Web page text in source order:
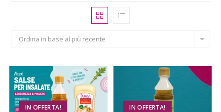
Ordina in base al più recente
IN OFFERTA! IN OFFERTA!